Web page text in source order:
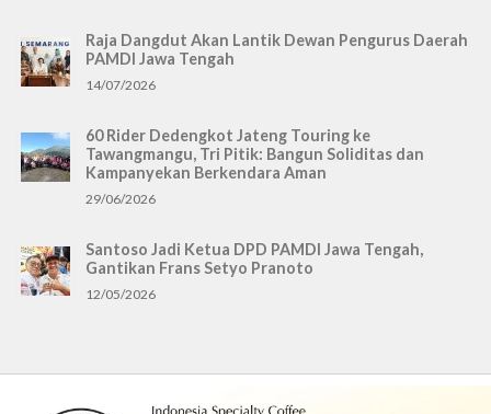
Raja Dangdut Akan Lantik Dewan Pengurus Daerah
PAMDI Jawa Tengah
14/07/2026
60 Rider Dedengkot Jateng Touring ke
Tawangmangu, Tri Pitik: Bangun Soliditas dan
Kampanyekan Berkendara Aman
29/06/2026
Santoso Jadi Ketua DPD PAMDI Jawa Tengah,
Gantikan Frans Setyo Pranoto
12/05/2026